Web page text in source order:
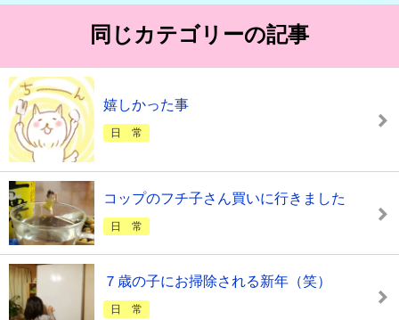
同じカテゴリーの記事
嬉しかった事
日 常
コップのフチ子さん買いに行きました
日 常
７歳の子にお掃除される新年（笑）
日 常